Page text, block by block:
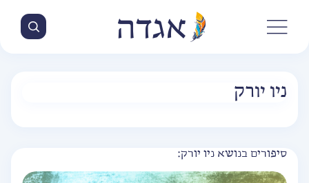
ניו יורק
סיפורים בנושא ניו יורק: